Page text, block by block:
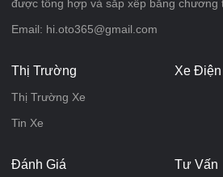
được tổng hợp và sắp xếp bằng chương
Email: hi.oto365@gmail.com
Thị Trường
Thị Trường Xe
Tin Xe
Xe Điện
Đánh Giá Tư Vấn